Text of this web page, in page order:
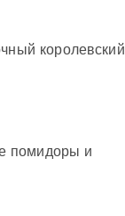
королевский
помидоры и